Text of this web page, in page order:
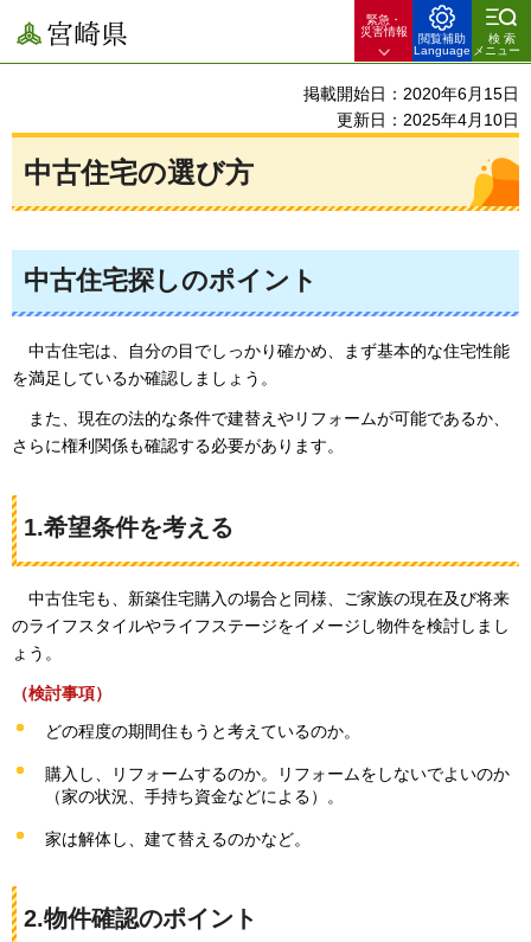
宮崎県
緊急・
災害情報
閲覧補助
Language
検索
メニュー
掲載開始日：2020年6月15日
更新日：2025年4月10日
中古住宅の選び方
中古住宅探しのポイント
中古住宅は、自分の目でしっかり確かめ、まず基本的な住宅性能
を満足しているか確認しましょう。
ま た、現在の法的な条件で建替えやリフォームが可能であるか、
さらに権利関係も確認する必要があります。
1.希望条件を考える
中古住宅も、新築住宅購入の場合と同様、ご家族の現在及び将来
のライフスタイルやライフステージをイメージし物件を検討しまし
ょう。
（検討事項）
どの程度の期間住もうと考えているのか。
購入し、リフォームするのか。リフォームをしないでよいのか
（家の状況、手持ち資金などによる）。
家は解体し、建て替えるのかなど。
2.物件確認のポイント